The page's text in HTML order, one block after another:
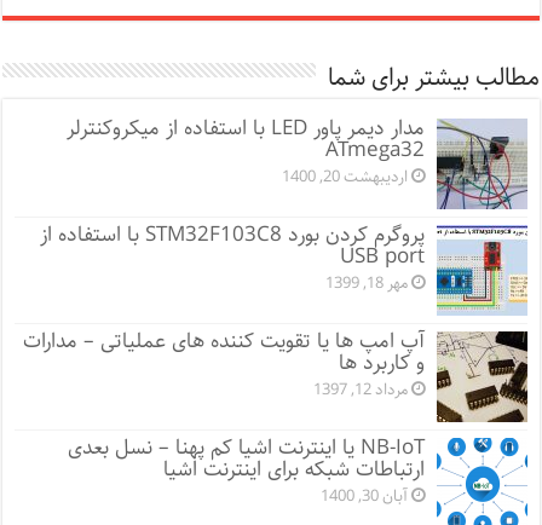
مطالب بیشتر برای شما
مدار دیمر پاور LED با استفاده از میکروکنترلر
ATmega32
اردیبهشت 20, 1400
پروگرم کردن بورد STM32F103C8 با استفاده از
USB port
مهر 18, 1399
آپ امپ ها یا تقویت کننده های عملیاتی – مدارات
و کاربرد ها
مرداد 12, 1397
NB-IoT یا اینترنت اشیا کم پهنا – نسل بعدی
ارتباطات شبکه برای اینترنت اشیا
آبان 30, 1400